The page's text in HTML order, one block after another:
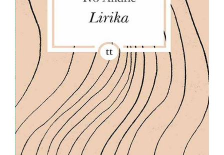
All
Star
Buka&Bes
NORD
Sredozemlje
Papirna
NOVOSTI
GIFT
SHOP
NAMA